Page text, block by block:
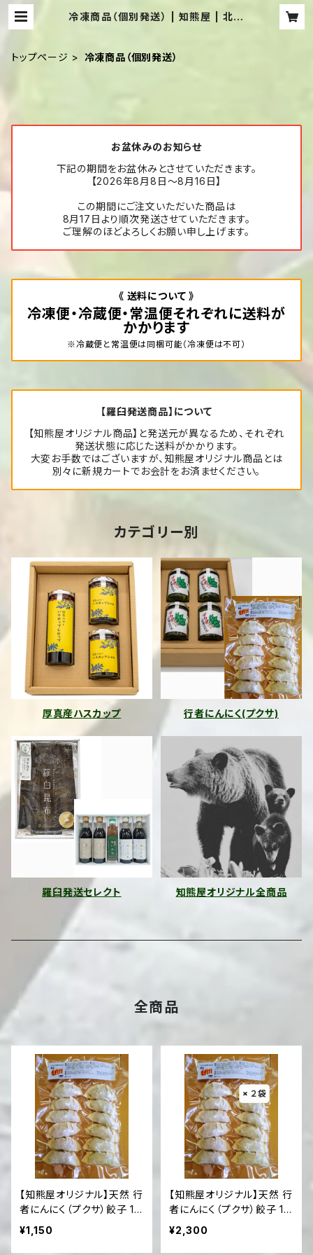
冷凍商品（個別発送） | 知熊屋 | 北海
トップページ
冷凍商品（個別発送）
お盆休みのお知らせ
下記の期間をお盆休みとさせていただきます。
【2026年8月8日～8月16日】
この期間にご注文いただいた商品は
8月17日より順次発送させていただきます。
ご理解のほどよろしくお願い申し上げます。
《 送料について 》
冷凍便・冷蔵便・常温便それぞれに送料が
かかります
※冷蔵便と常温便は同梱可能（冷凍便は不可）
【羅臼発送商品】について
【知熊屋オリジナル商品】と発送元が異なるため、それぞれ
発送状態に応じた送料がかかります。
大変お手数ではございますが、知熊屋オリジナル商品とは
別々に新規カートでお会計をお済ませください。
カテゴリー別
厚真産ハスカップ 行者にんにく(プクサ)
羅臼発送セレクト 知熊屋オリジナル全商品
全商品
【知熊屋オリジナル】天然 行
者にんにく（プクサ）餃子 1
袋（12個入）【冷凍便】
¥1,150
【知熊屋オリジナル】天然 行
者にんにく（プクサ）餃子 12
個入×2袋セット【冷凍便】
¥2,300